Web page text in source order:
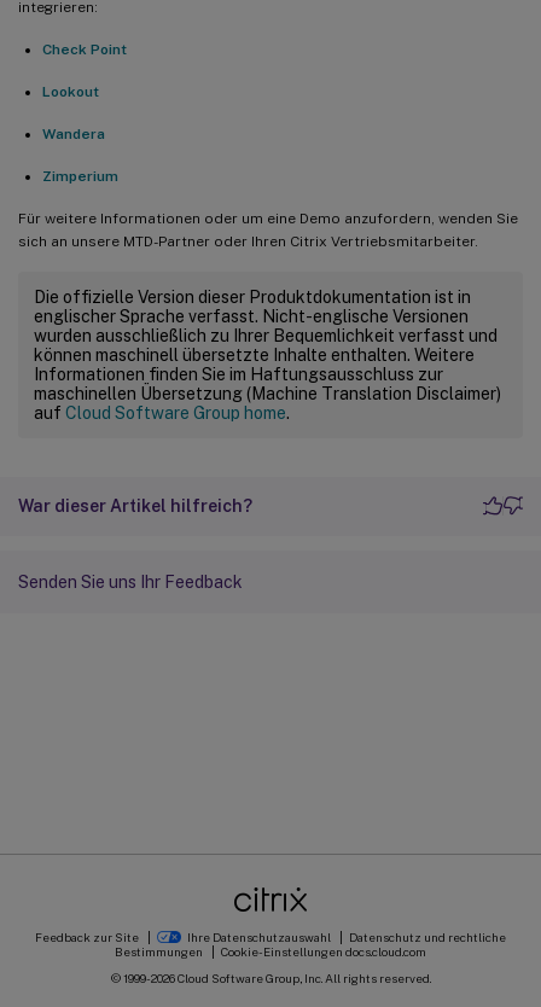
integrieren:
Check Point
Lookout
Wandera
Zimperium
Für weitere Informationen oder um eine Demo anzufordern, wenden Sie
sich an unsere MTD-Partner oder Ihren Citrix Vertriebsmitarbeiter.
Die offizielle Version dieser Produktdokumentation ist in
englischer Sprache verfasst. Nicht-englische Versionen
wurden ausschließlich zu Ihrer Bequemlichkeit verfasst und
können maschinell übersetzte Inhalte enthalten. Weitere
Informationen finden Sie im Haftungsausschluss zur
maschinellen Übersetzung (Machine Translation Disclaimer)
auf Cloud Software Group home.
War dieser Artikel hilfreich?
Senden Sie uns Ihr Feedback
Feedback zur Site Ihre Datenschutzauswahl
Datenschutz und rechtliche
Bestimmungen
Cookie-Einstellungen docs.cloud.com
© 1999-2026Cloud Software Group, Inc. All rights reserved.